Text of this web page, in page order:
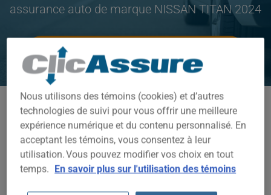
assurance auto de marque NISSAN TITAN 2024
CLIQUEZ ICI POUR ÉCONOMISER SUR VOTRE
ASSURANCE AUTO
Modèles disponibles
TITAN
Année
2024
Nous utilisons des témoins (cookies) et d’autres
technologies de suivi pour vous offrir une meilleure
expérience numérique et du contenu personnalisé. En
acceptant les témoins, vous consentez à leur
utilisation. Vous pouvez modifier vos choix en tout
temps. En savoir plus sur l'utilisation des témoins